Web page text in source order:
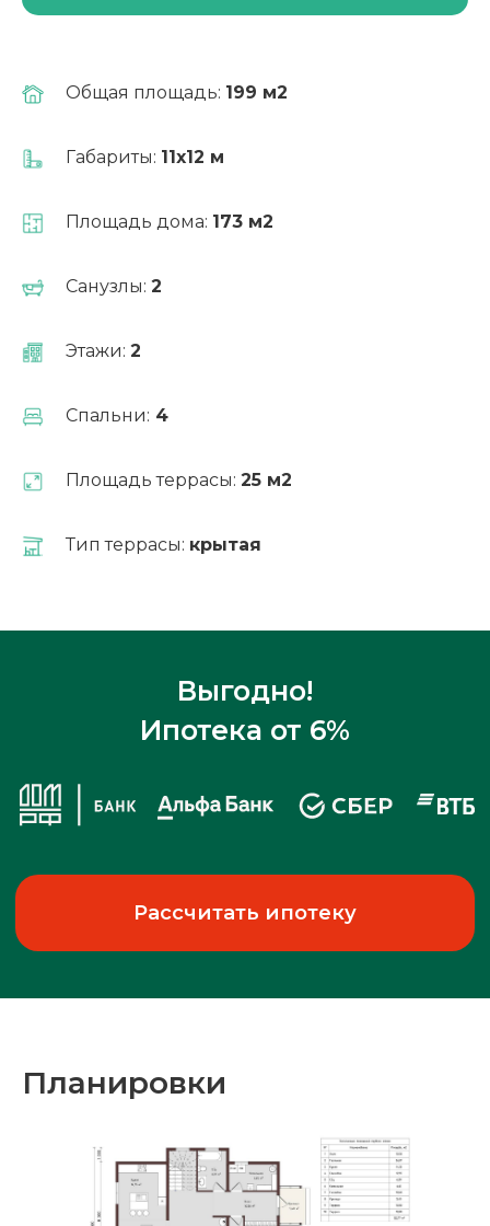
Общая площадь: 199 м2
Габариты: 11х12 м
Площадь дома: 173 м2
Санузлы: 2
Этажи: 2
Спальни: 4
Площадь террасы: 25 м2
Тип террасы: крытая
Рассчитать ипотеку
Ипотека от 6%
Планировки
Доработаем планировку